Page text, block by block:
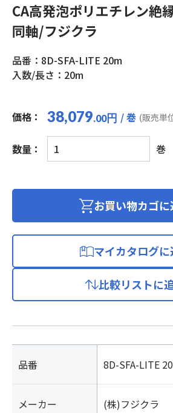
CA高発泡ポリエチレン絶
同軸/フジクラ
品番：8D-SFA-LITE 20m
入数/長さ：20m
価格： 38,079.00円 / 巻 (販売単
数量：
CA
高
泡
ン
縁
損
失
同
巻
お買い物カゴに
マイカタログに
比較リストに
品番 8D-SFA-LITE
メーカー (株)フジクラ